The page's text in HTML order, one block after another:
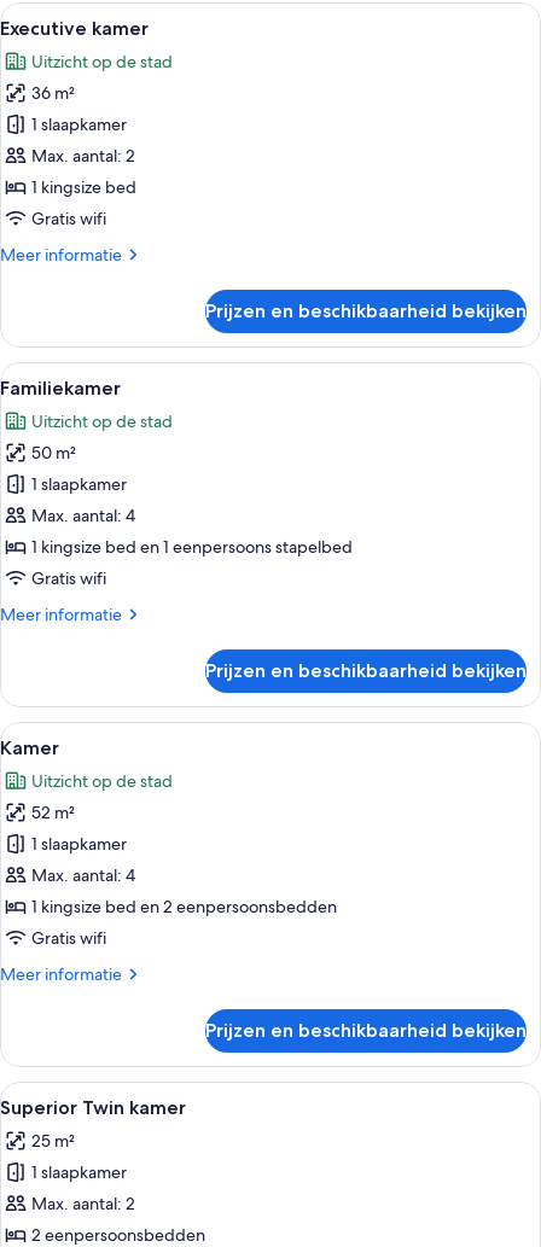
Alle
foto's
voor
Executive
kamer
laden
Een moderne hotelkamer met een
8
Executive kamer
Uitzicht op de stad
36 m²
1 slaapkamer
Max. aantal: 2
1 kingsize bed
Gratis wifi
Meer informatie
Meer
kamer
Prijzen en beschikbaarheid bekijken
Alle
foto's
voor
Familiekamer
laden
Een hotelkamer met een bed, een
8
Familiekamer
Uitzicht op de stad
50 m²
1 slaapkamer
Max. aantal: 4
1 kingsize bed en 1 eenpersoons stapelbed
Gratis wifi
Meer informatie
Meer
Prijzen en beschikbaarheid bekijken
Alle
foto's
voor
Kamer
laden
Een hotelkamer met twee bedden,
7
Kamer
Uitzicht op de stad
52 m²
1 slaapkamer
Max. aantal: 4
1 kingsize bed en 2 eenpersoonsbedden
Gratis wifi
Meer informatie
Meer
Prijzen en beschikbaarheid bekijken
Alle
foto's
voor
Superior
Twin
kamer
Een hotelkamer met twee bedden,
6
Superior Twin kamer
25 m²
1 slaapkamer
Max. aantal: 2
2 eenpersoonsbedden